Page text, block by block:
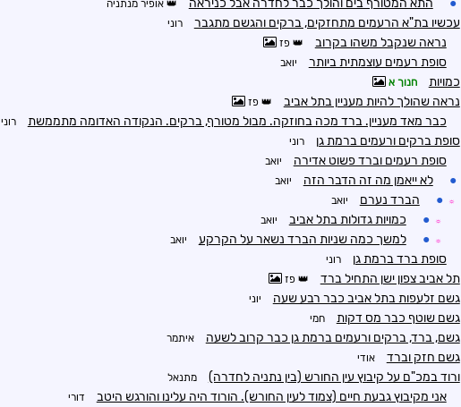
● התא המטורף בים והולך כבר לחדרה אבל כניראה אופיר מנתניה
עכשיו בת"א הרעמים מתחזקים, ברקים והגשם מתגבר רוני
נראה שנקבל משהו בקרוב פז
סופת רעמים עוצמתית ביותר יואב
כמויות חנוך א
נראה שהולך להיות מעניין בתל אביב פז
כבר מאד מעניין. ברד מכה בחוזקה. מבול מטורף, ברקים. הנקודה האדומה מתממשת רוני
סופת ברקים ורעמים ברמת גן רוני
סופת רעמים וברד פשוט אדירה יואב
● לא ייאמן מה זה הדבר הזה יואב
☼
● הברד נערם יואב
☼
● כמויות גדולות בתל אביב יואב
☼
● למשך כמה שניות הברד נשאר על הקרקע יואב
סופת ברד ברמת גן רוני
תל אביב צפון ישן התחיל ברד פז
גשם זלעפות בתל אביב כבר רבע שעה יוני
גשם שוטף כבר מס דקות חמי
גשם, ברד, ברקים ורעמים ברמת גן כבר קרוב לשעה איתמר
גשם חזק וברד אודי
ורוד במכ"ם על קיבוץ עין החורש (בין נתניה לחדרה) מתנאל
אני מקיבוץ גבעת חיים (צמוד לעין החורש). הורוד היה עלינו והורגש היטב דורי